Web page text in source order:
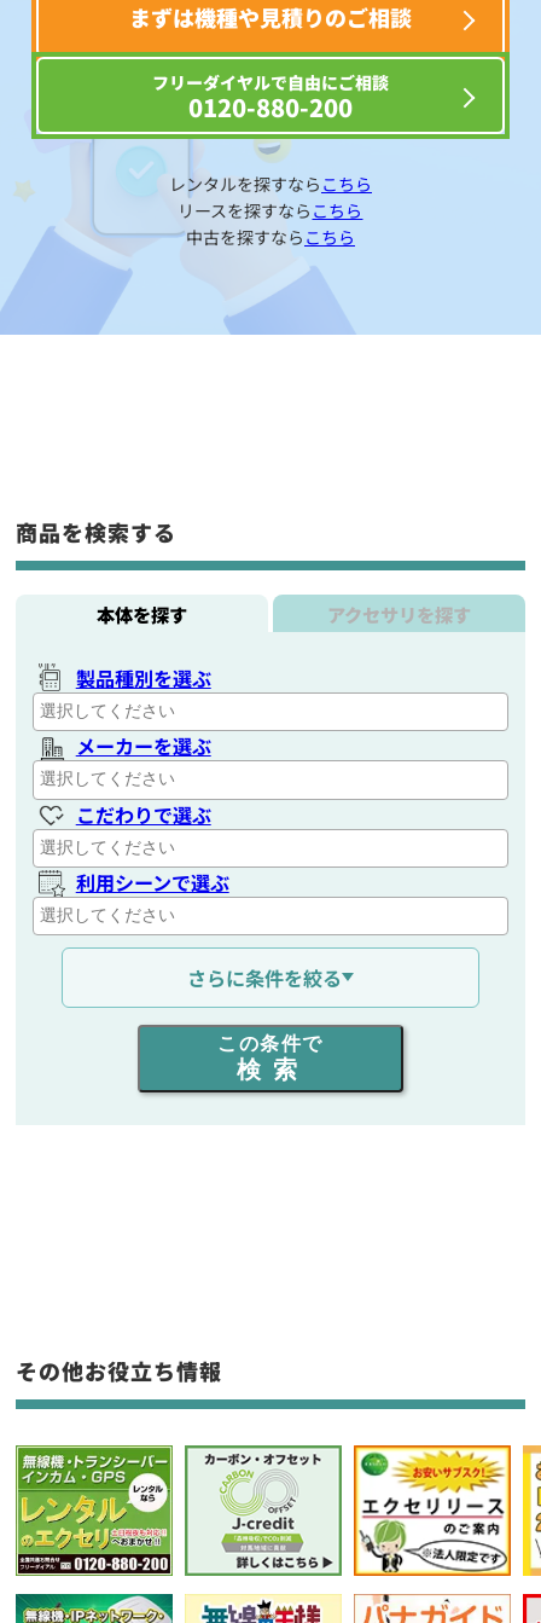
まずは機種や見積りのご相談
フリーダイヤルで自由にご相談
0120-880-200
レンタルを探すなら こちら
リースを探すなら こちら
中古を探すなら こちら
商品を検索する
本体を探す アクセサリを探す
製品種別を選ぶ
メーカーを選ぶ
こだわりで選ぶ
利用シーンで選ぶ
通信距離を選ぶ
出力を選ぶ
同時通話人数を選ぶ
フリーワード入力(製品名等)
選択条件をリセット
さらに条件を絞る
この条件で
検索
その他お役立ち情報